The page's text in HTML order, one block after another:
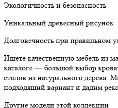
Экологичность и безопасность
Уникальный древесный рисунок
Долговечность при правильном
Ищете качественную мебель из
каталоге — большой выбор
столов из натурального дерева.
подходящий вариант и дадим
Другие модели этой коллекции